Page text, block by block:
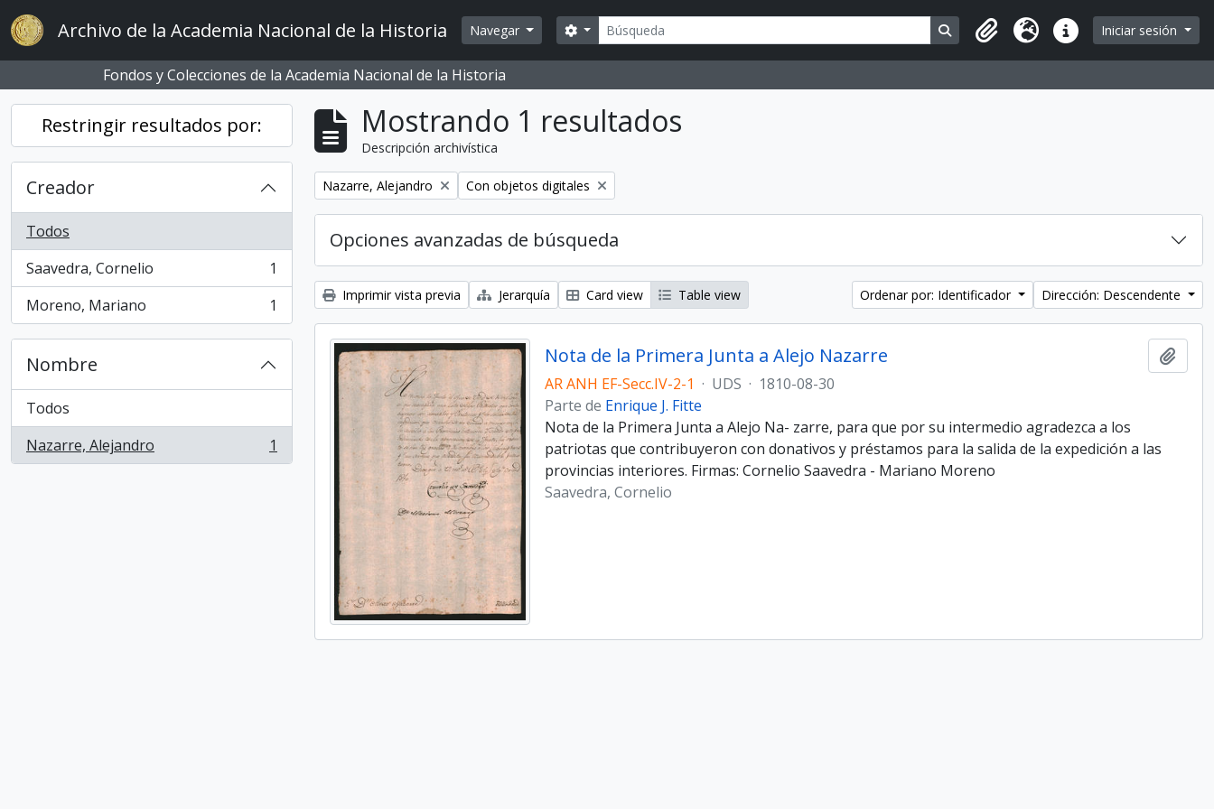
Skip to main content
Archivo de la Academia Nacional de la Historia Navegar Búsqueda
Search options Search in browse page
Portapapeles
Idioma Enlaces rápidos
Iniciar sesión
Fondos y Colecciones de la Academia Nacional de la Historia
Restringir resultados por:
Creador
Todos
Saavedra, Cornelio
, 1 resultados
1
Moreno, Mariano
, 1 resultados 1
Nombre
Todos
Nazarre, Alejandro
, 1 resultados 1
Mostrando 1 resultados
Descripción archivística
Remove filter:
Nazarre, Alejandro Remove filter:
Con objetos digitales
Opciones avanzadas de búsqueda
Imprimir vista previa Jerarquía Card view Table view Ordenar por: Identificador Dirección: Descendente
Nota de la Primera Junta a Alejo Nazarre
AR ANH EF-Secc.IV-2-1 · UDS · 1810-08-30
Parte de Enrique J. Fitte
Nota de la Primera Junta a Alejo Na- zarre, para que por su intermedio agradezca a los
patriotas que contribuyeron con donativos y préstamos para la salida de la expedición a las
provincias interiores. Firmas: Cornelio Saavedra - Mariano Moreno
Saavedra, Cornelio